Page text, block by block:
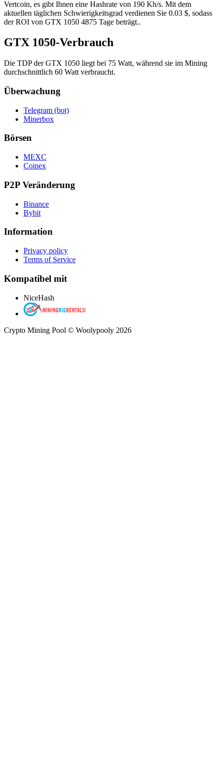
Vertcoin, es gibt Ihnen eine Hashrate von 190 Kh/s. Mit dem
aktuellen täglichen Schwierigkeitsgrad verdienen Sie 0.03 $, sodass
der ROI von GTX 1050 4875 Tage beträgt..
GTX 1050-Verbrauch
Die TDP der GTX 1050 liegt bei 75 Watt, während sie im Mining
durchschnittlich 60 Watt verbraucht.
Überwachung
Telegram (bot)
Minerbox
Börsen
MEXC
Coinex
P2P Veränderung
Binance
Bybit
Information
Privacy policy
Terms of Service
Kompatibel mit
NiceHash
Crypto Mining Pool © Woolypooly 2026